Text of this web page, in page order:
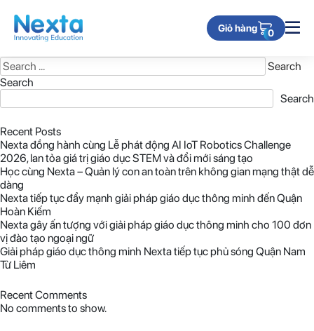
Giỏ hàng 0
It seems we can’t find what you’re looking for. Perhaps searching can
Search
for:
Search
Search
Recent Posts
Nexta đồng hành cùng Lễ phát động AI IoT Robotics Challenge
2026, lan tỏa giá trị giáo dục STEM và đổi mới sáng tạo
Học cùng Nexta – Quản lý con an toàn trên không gian mạng thật dễ
dàng
Nexta tiếp tục đẩy mạnh giải pháp giáo dục thông minh đến Quận
Hoàn Kiếm
Nexta gây ấn tượng với giải pháp giáo dục thông minh cho 100 đơn
vị đào tạo ngoại ngữ
Giải pháp giáo dục thông minh Nexta tiếp tục phủ sóng Quận Nam
Từ Liêm
Recent Comments
No comments to show.